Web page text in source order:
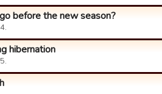
before the new season?
hibernation